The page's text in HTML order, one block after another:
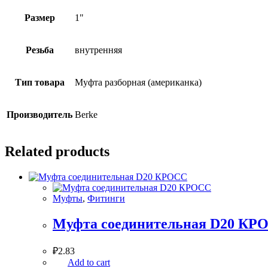
Размер 1"
Резьба внутренняя
Тип товара Муфта разборная (американка)
Производитель Berke
Related products
Муфты, Фитинги
Муфта соединительная D20
₽2.83
Add to cart